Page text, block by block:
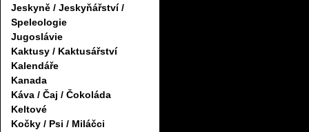
Jeskyně / Jeskyňářství /
Speleologie
Jugoslávie
Kaktusy / Kaktusářství
Kalendáře
Kanada
Káva / Čaj / Čokoláda
Keltové
Kočky / Psi / Miláčci